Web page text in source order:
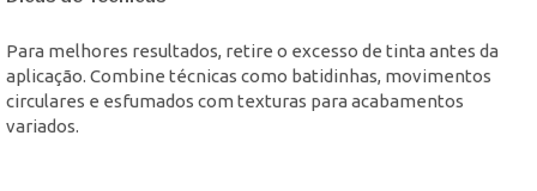
Para melhores resultados, retire o excesso de tinta antes da
aplicação. Combine técnicas como batidinhas, movimentos
circulares e esfumados com texturas para acabamentos
variados.